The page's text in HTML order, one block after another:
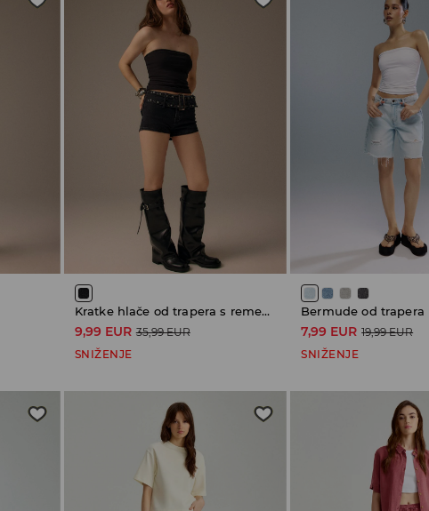
Kratke hlače od trapera s remenom
9,99 EUR 35,99 EUR
SNIŽENJE
Bermude od trapera
7,99 EUR 19,99 EUR
SNIŽENJE